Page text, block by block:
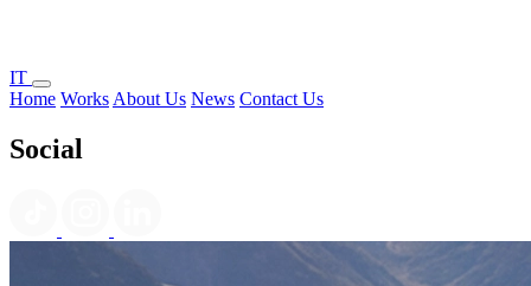
IT
Home Works About Us News Contact Us
Social